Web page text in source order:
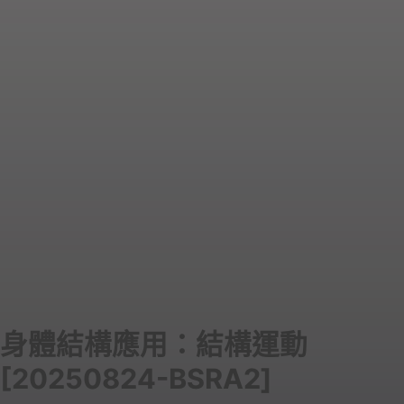
身體結構應用：結構運動
[20250824-BSRA2]